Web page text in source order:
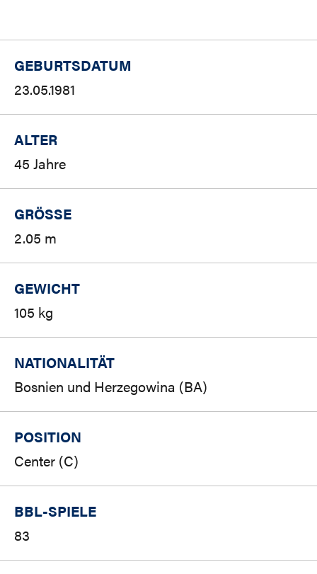
GEBURTSDATUM
23.05.1981
ALTER
45 Jahre
GRÖSSE
2.05 m
GEWICHT
105 kg
NATIONALITÄT
Bosnien und Herzegowina (BA)
POSITION
Center (C)
BBL-SPIELE
83